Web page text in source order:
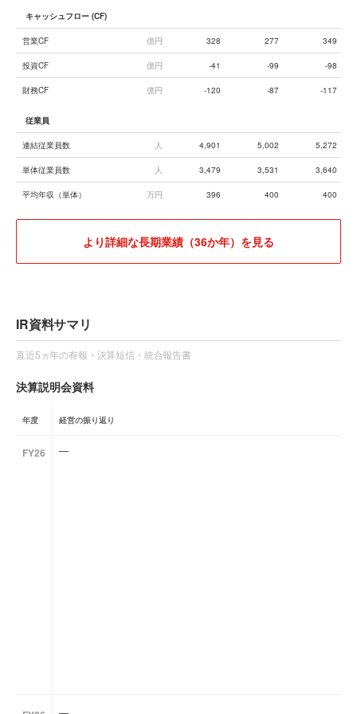
キャッシュフロー (CF)
営業CF 億円 328 277 349
投資CF 億円 -41 -99 -98
財務CF 億円 -120 -87 -117
従業員
連結従業員数 人 4,901 5,002 5,272
単体従業員数 人 3,479 3,531 3,640
平均年収（単体） 万円 396 400 400
より詳細な長期業績（36か年）を見る
IR資料サマリ
直近5ヵ年の有報・決算短信・統合報告書
決算説明会資料
年度 経営の振り返り
FY26 —